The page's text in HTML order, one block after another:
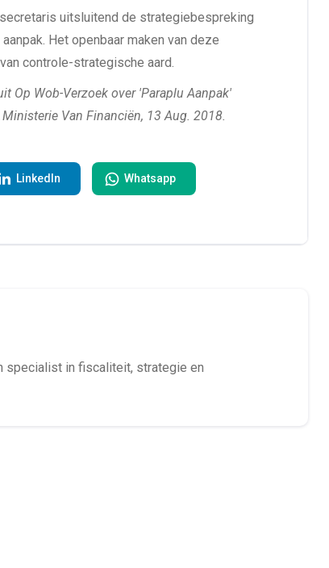
uitsluitend de strategiebespreking
Het openbaar maken van deze
controle-strategische aard.
Op Wob-Verzoek over 'Paraplu Aanpak'
Van Financiën, 13 Aug. 2018.
LinkedIn Whatsapp
specialist in fiscaliteit, strategie en